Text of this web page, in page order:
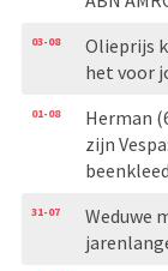
03-08
Olieprijs
het voor
01-08
Herman
zijn
31-07
Weduwe